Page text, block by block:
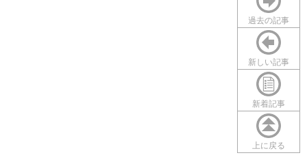
過去の記事
新しい記事
新着記事
上に戻る